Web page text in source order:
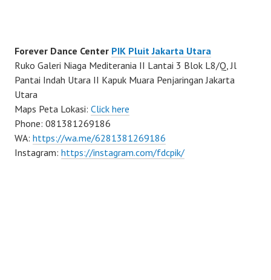
Forever Dance Center PIK Pluit Jakarta Utara
Ruko Galeri Niaga Mediterania II Lantai 3 Blok L8/Q, Jl
Pantai Indah Utara II Kapuk Muara Penjaringan Jakarta
Utara
Maps Peta Lokasi: Click here
Phone: 081381269186
WA: https://wa.me/6281381269186
Instagram: https://instagram.com/fdcpik/